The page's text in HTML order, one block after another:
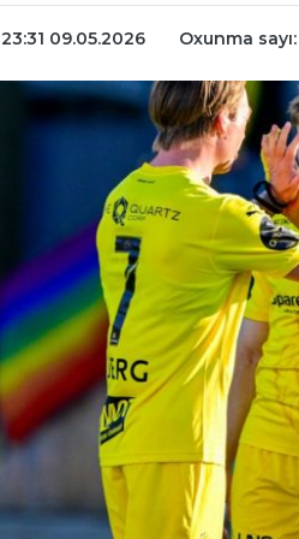
23:31 09.05.2026 Oxunma